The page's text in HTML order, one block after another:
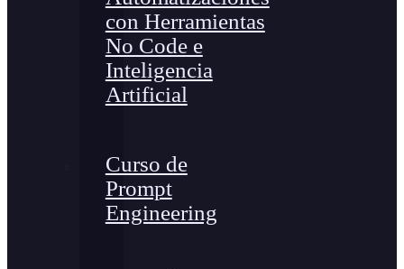
con Herramientas
No Code e
Inteligencia
Artificial
Curso de
Prompt
Engineering